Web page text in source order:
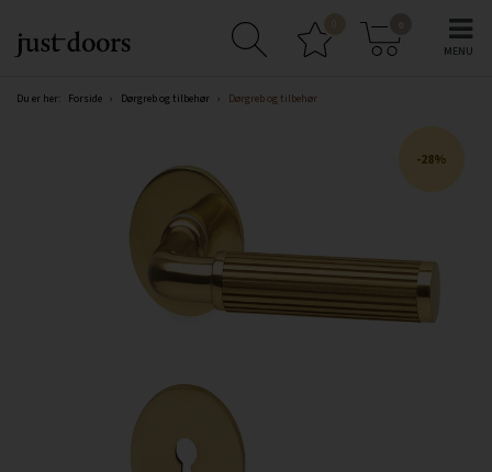
Du er her: Forside › Dørgreb og tilbehør › Dørgreb og tilbehør
28%